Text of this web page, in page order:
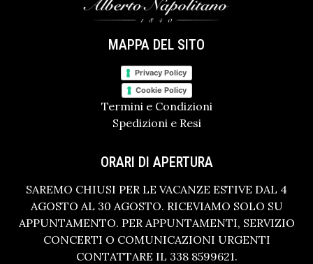
MAPPA DEL SITO
Privacy Policy
Cookie Policy
Termini e Condizioni
Spedizioni e Resi
ORARI DI APERTURA
SAREMO CHIUSI PER LE VACANZE ESTIVE DAL 4
AGOSTO AL 30 AGOSTO. RICEVIAMO SOLO SU
APPUNTAMENTO. PER APPUNTAMENTI, SERVIZIO
CONCERTI O COMUNICAZIONI URGENTI
CONTATTARE IL 338 8599621.